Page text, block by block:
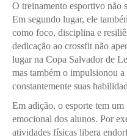
O treinamento esportivo não
Em segundo lugar, ele
como foco, disciplina e
dedicação ao crossfit não
lugar na Copa Salvador de
mas também o impulsionou
constantemente suas
Em adição, o esporte tem
emocional dos alunos. Por
atividades físicas libera